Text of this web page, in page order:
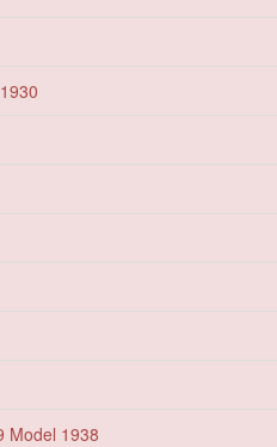
Model 1938